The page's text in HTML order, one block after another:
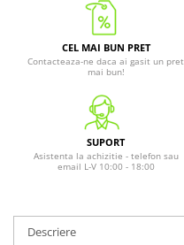
CEL MAI BUN PRET
Contacteaza-ne daca ai gasit un pret
mai bun!
SUPORT
Asistenta la achizitie - telefon sau
email L-V 10:00 - 18:00
Descriere